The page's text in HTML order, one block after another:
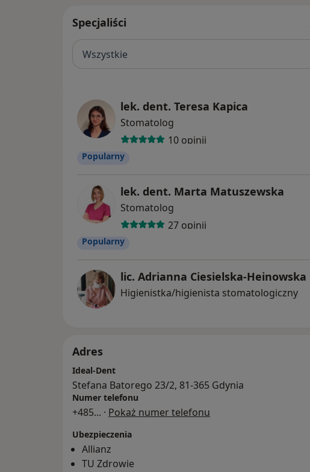
Specjaliści
Wszystkie
lek. dent. Teresa Kapica
Stomatolog
10 opinii
Popularny
lek. dent. Marta Matuszewska
Stomatolog
27 opinii
Popularny
lic. Adrianna Ciesielska-Heinowska
Higienistka/higienista stomatologiczny
Adres
Ideal-Dent
Stefana Batorego 23/2, 81-365 Gdynia
Numer telefonu
+485... · Pokaż numer telefonu
Ubezpieczenia
Allianz
TU Zdrowie